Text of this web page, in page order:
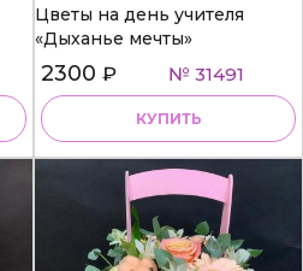
Цветы на день учителя
«Дыханье мечты»
2300 ₽ № 31491
КУПИТЬ